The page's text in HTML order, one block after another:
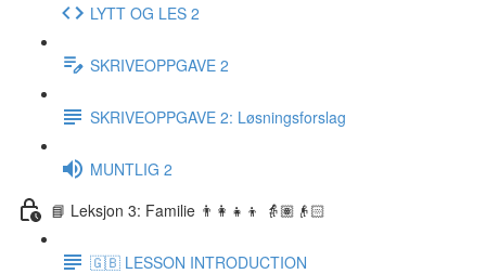
LYTT OG LES 2
SKRIVEOPPGAVE 2
SKRIVEOPPGAVE 2: Løsningsforslag
MUNTLIG 2
📘 Leksjon 3: Familie 👨‍👩‍👧‍👦 👵🏽👴🏻
🇬🇧 LESSON INTRODUCTION